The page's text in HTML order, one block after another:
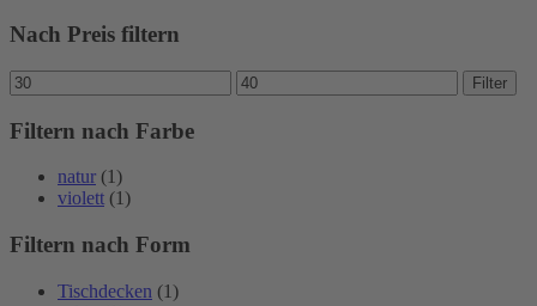
Nach Preis filtern
Min.
Preis
Max.
Preis
Filter
Filtern nach Farbe
natur (1)
violett (1)
Filtern nach Form
Tischdecken (1)